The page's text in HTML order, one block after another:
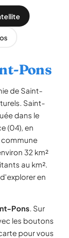
Pons
de Saint-
Saint-
dans le
(04), en
commune
32 km²
au km².
en
Pons. Sur
les boutons
pour vous